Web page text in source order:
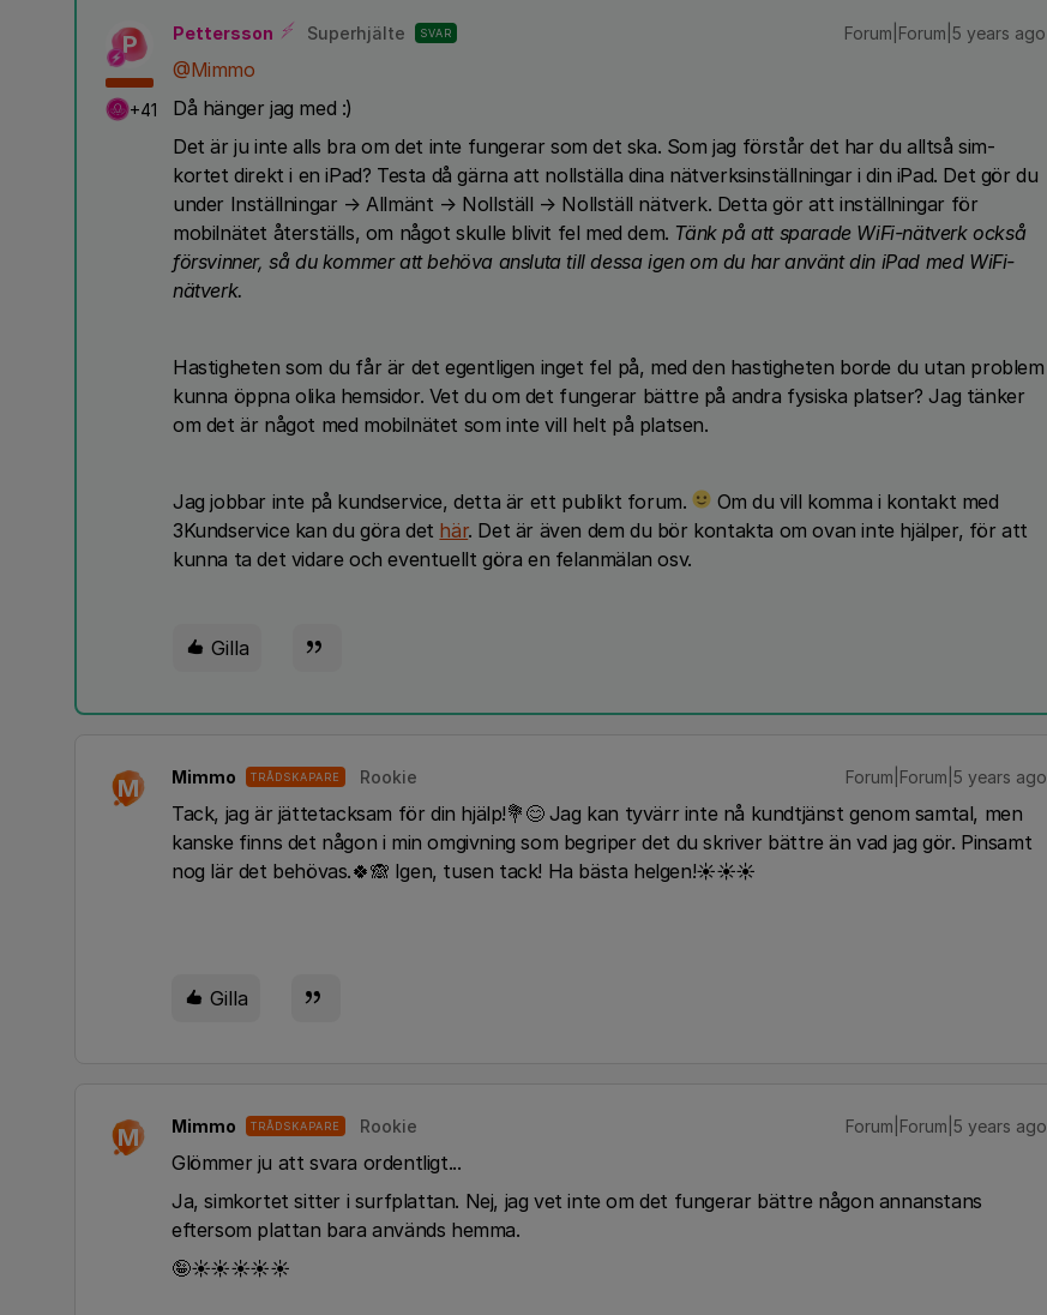
P
+41
Pettersson Superhjälte SVAR Forum|Forum|5 years ago
@Mimmo
Då hänger jag med :)
Det är ju inte alls bra om det inte fungerar som det ska. Som jag förstår det har du alltså sim-
kortet direkt i en iPad? Testa då gärna att nollställa dina nätverksinställningar i din iPad. Det gör du
under Inställningar → Allmänt → Nollställ → Nollställ nätverk. Detta gör att inställningar för
mobilnätet återställs, om något skulle blivit fel med dem. Tänk på att sparade WiFi-nätverk också
försvinner, så du kommer att behöva ansluta till dessa igen om du har använt din iPad med WiFi-
nätverk.
Hastigheten som du får är det egentligen inget fel på, med den hastigheten borde du utan problem
kunna öppna olika hemsidor. Vet du om det fungerar bättre på andra fysiska platser? Jag tänker
om det är något med mobilnätet som inte vill helt på platsen.
Jag jobbar inte på kundservice, detta är ett publikt forum.
Om du vill komma i kontakt med
3Kundservice kan du göra det här. Det är även dem du bör kontakta om ovan inte hjälper, för att
kunna ta det vidare och eventuellt göra en felanmälan osv.
Gilla
M Mimmo TRÅDSKAPARE Rookie Forum|Forum|5 years ago
Tack, jag är jättetacksam för din hjälp!💐😊 Jag kan tyvärr inte nå kundtjänst genom samtal, men
kanske finns det någon i min omgivning som begriper det du skriver bättre än vad jag gör. Pinsamt
nog lär det behövas.🍀🙈 Igen, tusen tack! Ha bästa helgen!☀️☀️☀️
Gilla
M Mimmo TRÅDSKAPARE Rookie Forum|Forum|5 years ago
Glömmer ju att svara ordentligt...
Ja, simkortet sitter i surfplattan. Nej, jag vet inte om det fungerar bättre någon annanstans
eftersom plattan bara används hemma.
🤪☀️☀️☀️☀️☀️